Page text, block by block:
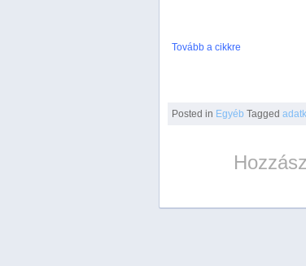
Tovább a cikkre
Posted in Egyéb Tagged